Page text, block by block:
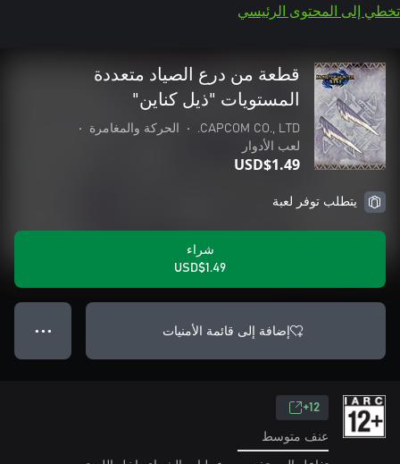
تخطي إلى المحتوى الرئيسي
قطعة من درع الصياد متعددة
المستويات "ذيل كناين"
CAPCOM CO., LTD.
• الحركة والمغامرة
•
لعب الأدوار
USD$1.49
يتطلب توفر لعبة
شراء
USD$1.49
إضافة إلى قائمة الأمنيات ● ● ●
12+
عنف متوسط